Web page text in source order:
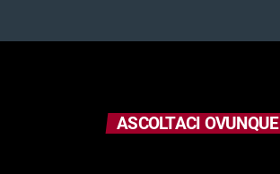
ASCOLTACI OVUNQUE